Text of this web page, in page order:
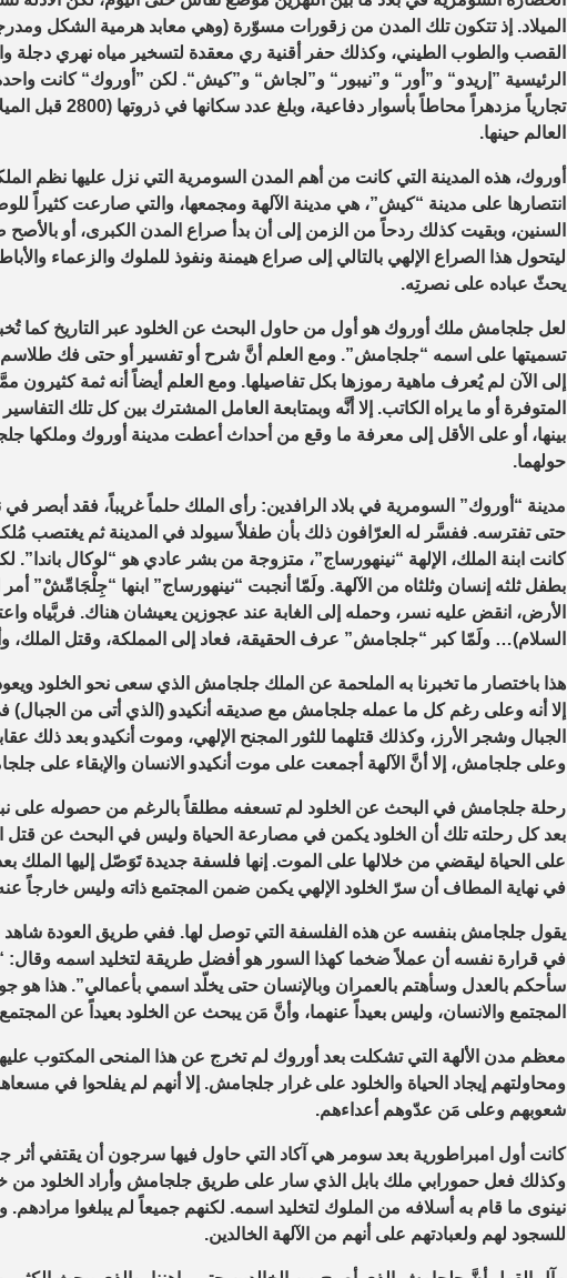
الميلاد. إذ تتكون تلك المدن من زقورات مسوّرة (وهي معابد هرمية الشكل
القصب والطوب الطيني، وكذلك حفر أقنية ري معقدة لتسخير مياه نهري
الرئيسية ”إريدو“ و”أور“ و”نيبور“ و”لجاش“ و”كيش“. لكن ”أوروك“ كانت
العالم حينها.
أوروك، هذه المدينة التي كانت من أهم المدن السومرية التي نزل عليها نظم
انتصارها على مدينة “كيش”، هي مدينة الآلهة ومجمعها، والتي صارعت كثيراً
السنين، وبقيت كذلك ردحاً من الزمن إلى أن بدأ صراع المدن الكبرى، أو بالأصح
ليتحول هذا الصراع الإلهي بالتالي إلى صراع هيمنة ونفوذ للملوك والزعماء
يحثّ عباده على نصرتِه.
لعل جلجامش ملك أوروك هو أول من حاول البحث عن الخلود عبر التاريخ كما
تسميتها على اسمه “جلجامش”. ومع العلم أنَّ شرح أو تفسير أو حتى فك طلاسم اللغة
إلى الآن لم يُعرف ماهية رموزها بكل تفاصيلها. ومع العلم أيضاً أنه ثمة
المتوفرة أو ما يراه الكاتب. إلا أنَّه وبمتابعة العامل المشترك بين كل تلك
بينها، أو على الأقل إلى معرفة ما وقع من أحداث أعطت مدينة أوروك وملكها
حولهما.
مدينة “أوروك” السومرية في بلاد الرافدين: رأى الملك حلماً غريباً، فقد أبصر
حتى تفترسه. ففسَّر له العرّافون ذلك بأن طفلاً سيولد في المدينة ثم يغتصب
كانت ابنة الملك، الإلهة “نينهورساج”، متزوجة من بشر عادي هو “لوكال باندا”.
بطفل ثلثه إنسان وثلثاه من الآلهة. ولَمّا أنجبت “نينهورساج” ابنها “جِلْجَامِّشْ”
الأرض، انقض عليه نسر، وحمله إلى الغابة عند عجوزين يعيشان هناك. فربَّياه
السلام)… ولَمّا كبر “جلجامش” عرف الحقيقة، فعاد إلى المملكة، وقتل الملك،
هذا باختصار ما تخبرنا به الملحمة عن الملك جلجامش الذي سعى نحو الخلود
إلا أنه وعلى رغم كل ما عمله جلجامش مع صديقه أنكيدو (الذي أتى من الجبال)
الجبال وشجر الأرز، وكذلك قتلهما للثور المجنح الإلهي، وموت أنكيدو بعد ذلك
وعلى جلجامش، إلا أنَّ الآلهة أجمعت على موت أنكيدو الانسان والإبقاء على
رحلة جلجامش في البحث عن الخلود لم تسعفه مطلقاً بالرغم من حصوله على
بعد كل رحلته تلك أن الخلود يكمن في مصارعة الحياة وليس في البحث عن
على الحياة ليقضي من خلالها على الموت. إنها فلسفة جديدة تَوَصّل إليها الملك
في نهاية المطاف أن سرّ الخلود الإلهي يكمن ضمن المجتمع ذاته وليس خارجاً
يقول جلجامش بنفسه عن هذه الفلسفة التي توصل لها. ففي طريق العودة شاهد
في قرارة نفسه أن عملاً ضخما كهذا السور هو أفضل طريقة لتخليد اسمه وقال:
سأحكم بالعدل وسأهتم بالعمران وبالإنسان حتى يخلّد اسمي بأعمالي”. هذا هو
المجتمع والانسان، وليس بعيداً عنهما، وأنَّ مَن يبحث عن الخلود بعيداً عن
معظم مدن الألهة التي تشكلت بعد أوروك لم تخرج عن هذا المنحى المكتوب
ومحاولتهم إيجاد الحياة والخلود على غرار جلجامش. إلا أنهم لم يفلحوا في
شعوبهم وعلى مَن عدّوهم أعداءهم.
كانت أول امبراطورية بعد سومر هي آكاد التي حاول فيها سرجون أن يقتفي
وكذلك فعل حمورابي ملك بابل الذي سار على طريق جلجامش وأراد الخلود من
نينوى ما قام به أسلافه من الملوك لتخليد اسمه. لكنهم جميعاً لم يبلغوا
للسجود لهم ولعبادتهم على أنهم من الآلهة الخالدين.